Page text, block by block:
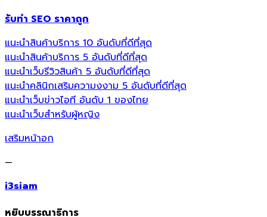
รับทำ SEO ราคาถูก
แนะนำสินค้าบริการ 10 อันดับที่ดีที่สุด
แนะนำสินค้าบริการ 5 อันดับที่ดีที่สุด
แนะนำเว็บรีวิวสินค้า 5 อันดับที่ดีที่สุด
แนะนำคลินิกเสริมความงงาม 5 อันดับที่ดีที่สุด
แนะนำเว็บข่าวไอที อันดับ 1 ของไทย
แนะนำเว็บสำหรับผู้หญิง
เสริมหน้าอก
—
i3siam
หยิบบรรณาธิการ